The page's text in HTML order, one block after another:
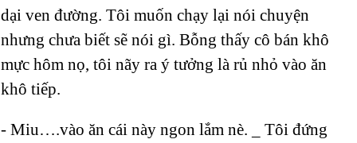
dại ven đường. Tôi muốn chạy lại nói chuyện
nhưng chưa biết sẽ nói gì. Bỗng thấy cô bán khô
mực hôm nọ, tôi nãy ra ý tưởng là rủ nhỏ vào ăn
khô tiếp.
- Miu….vào ăn cái này ngon lắm nè. _ Tôi đứng